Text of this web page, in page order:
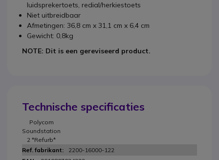
luidsprekertoets, redial/herkiestoets
Niet uitbreidbaar
Afmetingen: 36,8 cm x 31,1 cm x 6,4 cm
Gewicht: 0,8kg
NOTE: Dit is een gereviseerd product.
Technische specificaties
Polycom
Soundstation
2 *Refurb*
2200-16000-122